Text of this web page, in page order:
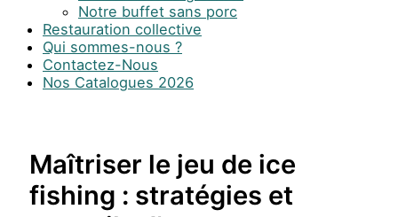
Notre buffet sans porc
Restauration collective
Qui sommes-nous ?
Contactez-Nous
Nos Catalogues 2026
Maîtriser le jeu de ice
fishing : stratégies et